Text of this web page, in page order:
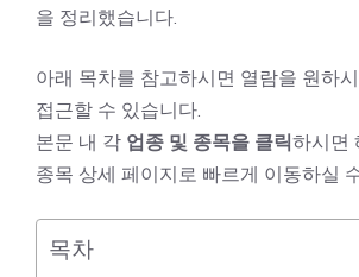
을 정리했습니다.
아래 목차를 참고하시면 열람을 원하
접근할 수 있습니다.
본문 내 각 업종 및 종목을 클릭하시면
종목 상세 페이지로 빠르게 이동하실
목차